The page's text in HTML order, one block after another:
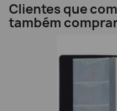
Clientes que
também